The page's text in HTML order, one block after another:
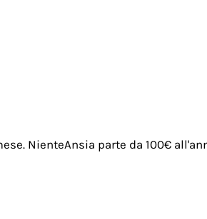
NienteAnsia parte da 100€